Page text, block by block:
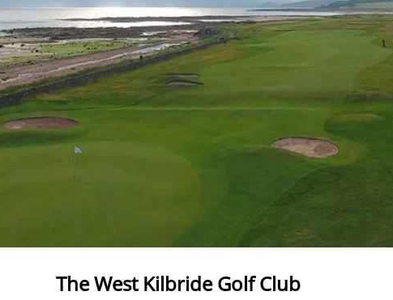
The West Kilbride Golf Club